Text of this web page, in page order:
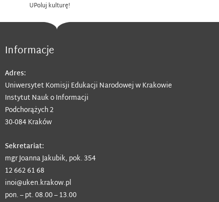
UPoluj kulturę!
Informacje
Adres:
Uniwersytet Komisji Edukacji Narodowej w Krakowie
Instytut Nauk o Informacji
Podchorążych 2
30-084 Kraków
Sekretariat:
mgr Joanna Jakubik, pok. 354
12 662 61 68
inoi@uken.krakow.pl
pon. – pt. 08.00 – 13.00